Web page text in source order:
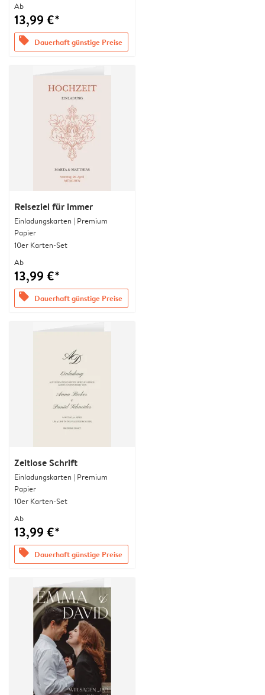
Ab
13,99 €*
offers Dauerhaft günstige Preise
Reiseziel für immer
Einladungskarten | Premium
Papier
10er Karten-Set
Ab
13,99 €*
offers Dauerhaft günstige Preise
Zeitlose Schrift
Einladungskarten | Premium
Papier
10er Karten-Set
Ab
13,99 €*
offers Dauerhaft günstige Preise